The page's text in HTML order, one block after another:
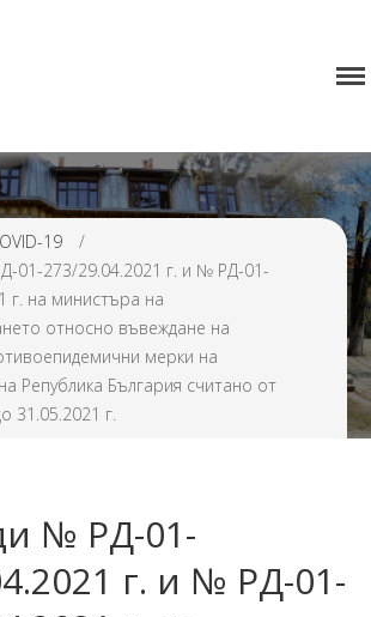
Нормативна уредба
Прием
Седмично разписание
Контакти
19
/
01-273/29.04.2021 г. и № РД-01-
г. на министъра на
относно въвеждане на
мерки на
Република България считано от
31.05.2021 г.
№ РД-01-
г. и № РД-01-